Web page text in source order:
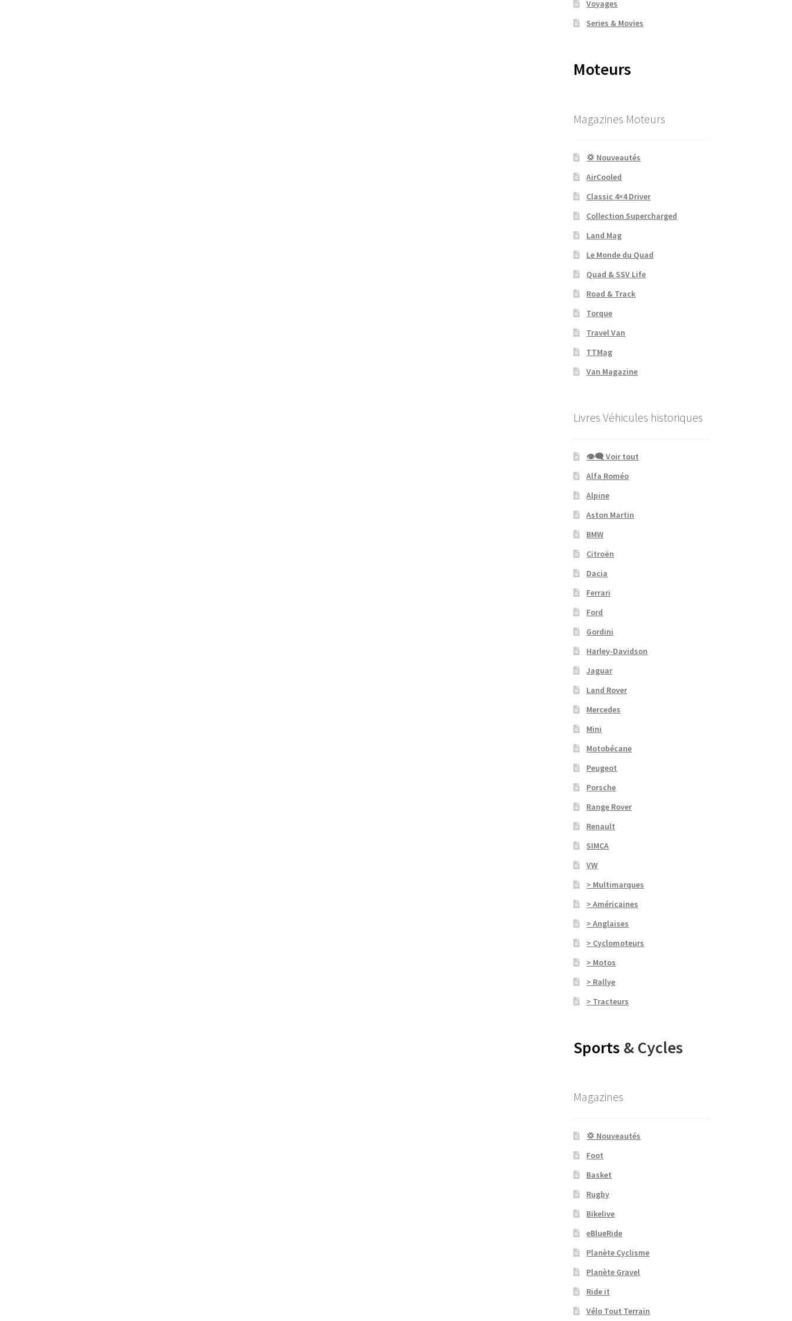
Voyages
Series & Movies
Moteurs
Magazines Moteurs
💢 Nouveautés
AirCooled
Classic 4×4 Driver
Collection Supercharged
Land Mag
Le Monde du Quad
Quad & SSV Life
Road & Track
Torque
Travel Van
TTMag
Van Magazine
Livres Véhicules historiques
👁‍🗨 Voir tout
Alfa Roméo
Alpine
Aston Martin
BMW
Citroën
Dacia
Ferrari
Ford
Gordini
Harley-Davidson
Jaguar
Land Rover
Mercedes
Mini
Motobécane
Peugeot
Porsche
Range Rover
Renault
SIMCA
VW
> Multimarques
> Américaines
> Anglaises
> Cyclomoteurs
> Motos
> Rallye
> Tracteurs
Sports & Cycles
Magazines
💢 Nouveautés
Foot
Basket
Rugby
Bikelive
eBlueRide
Planète Cyclisme
Planète Gravel
Ride it
Vélo Tout Terrain